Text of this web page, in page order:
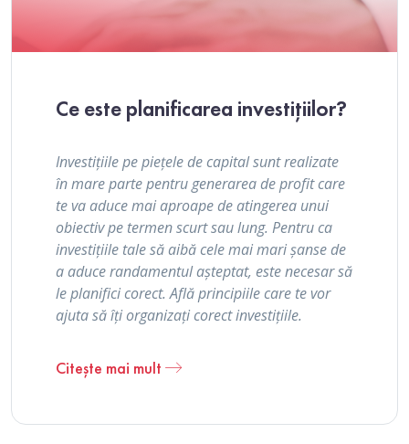
Ce este planificarea investițiilor?
Investițiile pe piețele de capital sunt realizate
în mare parte pentru generarea de profit care
te va aduce mai aproape de atingerea unui
obiectiv pe termen scurt sau lung. Pentru ca
investițiile tale să aibă cele mai mari șanse de
a aduce randamentul așteptat, este necesar să
le planifici corect. Află principiile care te vor
ajuta să îți organizați corect investițiile.
Citește mai mult